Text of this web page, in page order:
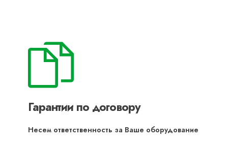
Гарантии по договору
Несем ответственность за Ваше оборудование